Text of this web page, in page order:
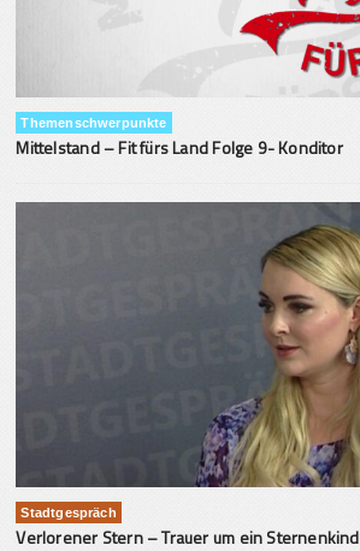
Themenschwerpunkte
Mittelstand – Fit fürs Land Folge 9- Konditor
Stadtgespräch
Verlorener Stern – Trauer um ein Sternenkind